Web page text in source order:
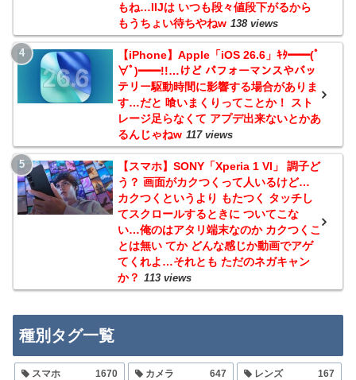
もね…IIJは いつも段々値段下がるから
もうちょい待ちやねw 138 views
【iPhone】Apple「iOS 26.6」ｷﾀ━━(ﾟ
∀ﾟ)━━!!…けど パフォーマンスやバッ
テリー駆動時間に影響する場合がありま
す…だと 喰いまくりってことか！ スト
レージ足らなくて アプデ出来ないとかあ
るんじゃねw 117 views
【スマホ】SONY「Xperia 1 VI」 調子ど
う？ 画面がカクつくって人いるけど…
カクつくというより もたつく タッチし
てスクロールするときに ついてこな
い…俺のはアタリ端末なのか カクつくこ
とは無い てか どんな感じか動画でアゲ
てくれよ…それとも ただのネガキャン
か？ 113 views
種別タグ一覧
スマホ 1670 カメラ 647 レンズ 167